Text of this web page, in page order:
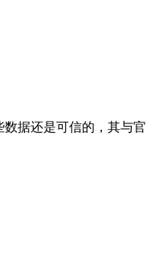
据还是可信的，其与官